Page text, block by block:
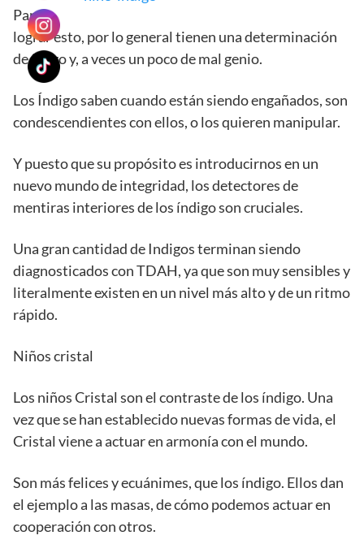
Para
lograr esto, por lo general tienen una determinación
de fuego y, a veces un poco de mal genio.
Los Índigo saben cuando están siendo engañados, son
condescendientes con ellos, o los quieren manipular.
Y puesto que su propósito es introducirnos en un
nuevo mundo de integridad, los detectores de
mentiras interiores de los índigo son cruciales.
Una gran cantidad de Indigos terminan siendo
diagnosticados con TDAH, ya que son muy sensibles y
literalmente existen en un nivel más alto y de un ritmo
rápido.
Niños cristal
Los niños Cristal son el contraste de los índigo. Una
vez que se han establecido nuevas formas de vida, el
Cristal viene a actuar en armonía con el mundo.
Son más felices y ecuánimes, que los índigo. Ellos dan
el ejemplo a las masas, de cómo podemos actuar en
cooperación con otros.